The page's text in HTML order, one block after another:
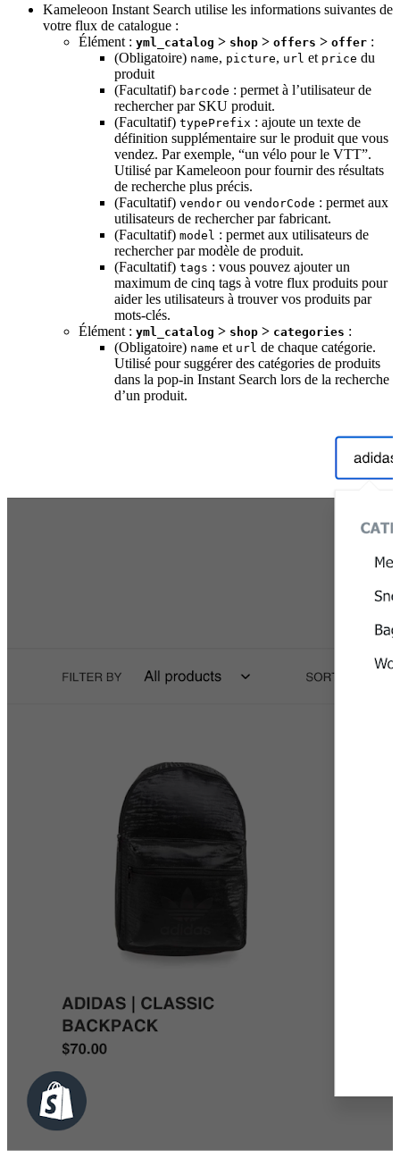
Kameleoon Instant Search utilise les informations suivantes de
votre flux de catalogue :
Élément : yml_catalog > shop > offers > offer :
(Obligatoire) name, picture, url et price du
produit
(Facultatif) barcode : permet à l’utilisateur de
rechercher par SKU produit.
(Facultatif) typePrefix : ajoute un texte de
définition supplémentaire sur le produit que vous
vendez. Par exemple, “un vélo pour le VTT”.
Utilisé par Kameleoon pour fournir des résultats
de recherche plus précis.
(Facultatif) vendor ou vendorCode : permet aux
utilisateurs de rechercher par fabricant.
(Facultatif) model : permet aux utilisateurs de
rechercher par modèle de produit.
(Facultatif) tags : vous pouvez ajouter un
maximum de cinq tags à votre flux produits pour
aider les utilisateurs à trouver vos produits par
mots-clés.
Élément : yml_catalog > shop > categories :
(Obligatoire) name et url de chaque catégorie.
Utilisé pour suggérer des catégories de produits
dans la pop-in Instant Search lors de la recherche
d’un produit.